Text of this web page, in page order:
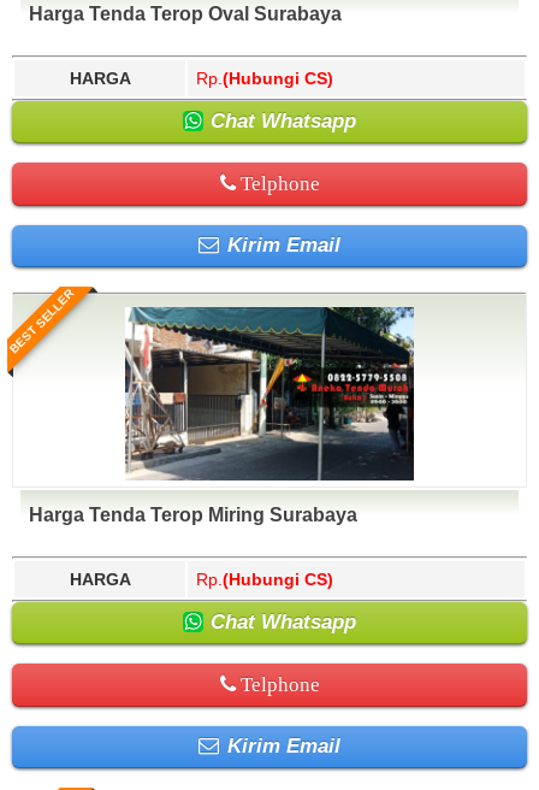
Harga Tenda Terop Oval Surabaya
HARGA Rp. (Hubungi CS)
Chat Whatsapp
Telphone
Kirim Email
BEST SELLER
Harga Tenda Terop Miring Surabaya
HARGA Rp. (Hubungi CS)
Chat Whatsapp
Telphone
Kirim Email